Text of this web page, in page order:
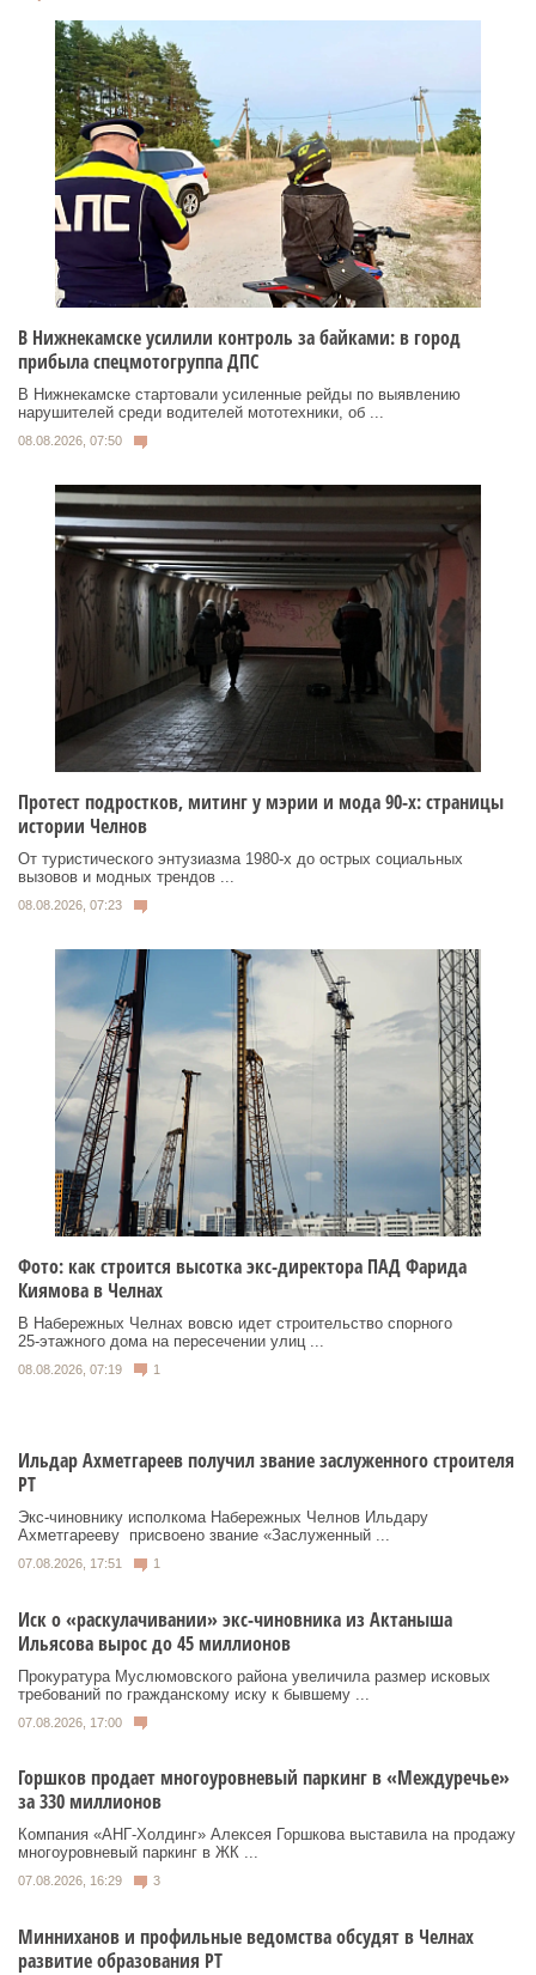
В Нижнекамске усилили контроль за байками: в город
прибыла спецмотогруппа ДПС
В Нижнекамске стартовали усиленные рейды по выявлению
нарушителей среди водителей мототехники, об ...
08.08.2026, 07:50
Протест подростков, митинг у мэрии и мода 90-х: страницы
истории Челнов
От туристического энтузиазма 1980‑х до острых социальных
вызовов и модных трендов ...
08.08.2026, 07:23
Фото: как строится высотка экс-директора ПАД Фарида
Киямова в Челнах
В Набережных Челнах вовсю идет строительство спорного
25‑этажного дома на пересечении улиц ...
08.08.2026, 07:19 1
Ильдар Ахметгареев получил звание заслуженного строителя
РТ
Экс‑чиновнику исполкома Набережных Челнов Ильдару
Ахметгарееву присвоено звание «Заслуженный ...
07.08.2026, 17:51 1
Иск о «раскулачивании» экс-чиновника из Актаныша
Ильясова вырос до 45 миллионов
Прокуратура Муслюмовского района увеличила размер исковых
требований по гражданскому иску к бывшему ...
07.08.2026, 17:00
Горшков продает многоуровневый паркинг в «Междуречье»
за 330 миллионов
Компания «АНГ-Холдинг» Алексея Горшкова выставила на продажу
многоуровневый паркинг в ЖК ...
07.08.2026, 16:29 3
Минниханов и профильные ведомства обсудят в Челнах
развитие образования РТ